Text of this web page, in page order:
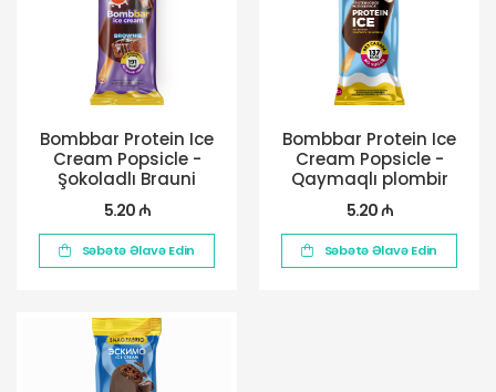
Bombbar Protein Ice
Cream Popsicle -
Şokoladlı Brauni
5.20 ₼
Səbətə Əlavə Edin
Bombbar Protein Ice
Cream Popsicle -
Qaymaqlı plombir
5.20 ₼
Səbətə Əlavə Edin